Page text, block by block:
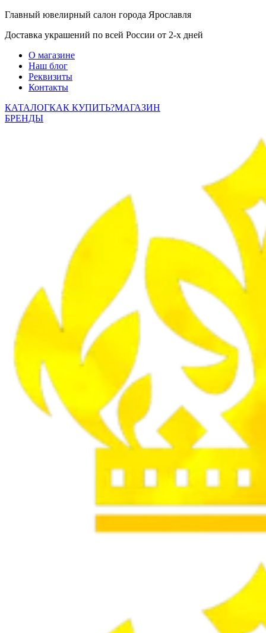
Главный ювелирный салон города Ярославля
Доставка украшений по всей России от 2-х дней
О магазине
Наш блог
Реквизиты
Контакты
КАТАЛОГКАК КУПИТЬ?МАГАЗИН
БРЕНДЫ